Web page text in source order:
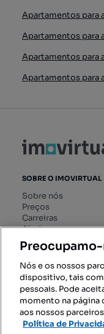
Apartamentos para
Apartamentos para
Apartamentos para
Apartamentos para
SOBRE O IMOVIRTUAL
Sobre nós
Preços
Carreiras
Ajuda
Livro de
Regulamento dos
Digitais
Nós e os nossos
dispositivo, tais
pessoais. Pode
momento na página
aos nossos
Política de